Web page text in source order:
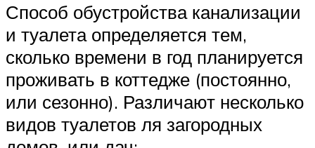
Способ обустройства канализации
и туалета определяется тем,
сколько времени в год планируется
проживать в коттедже (постоянно,
или сезонно). Различают несколько
видов туалетов ля загородных